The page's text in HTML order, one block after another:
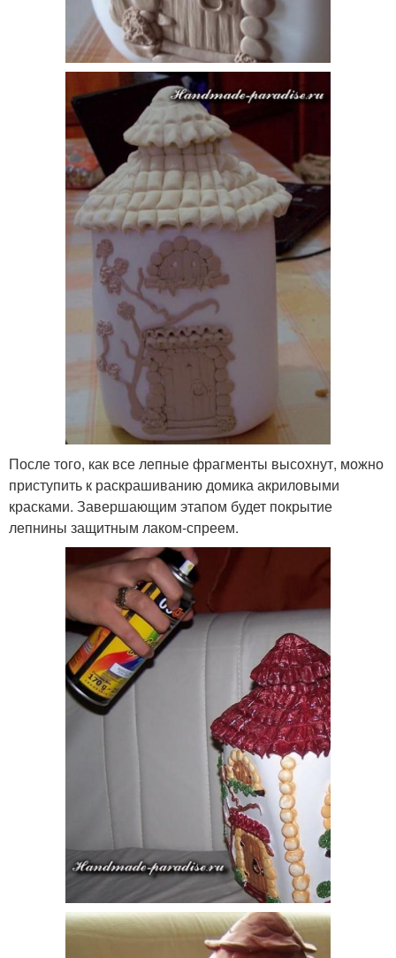
После того, как все лепные фрагменты высохнут, можно
приступить к раскрашиванию домика акриловыми
красками. Завершающим этапом будет покрытие
лепнины защитным лаком-спреем.